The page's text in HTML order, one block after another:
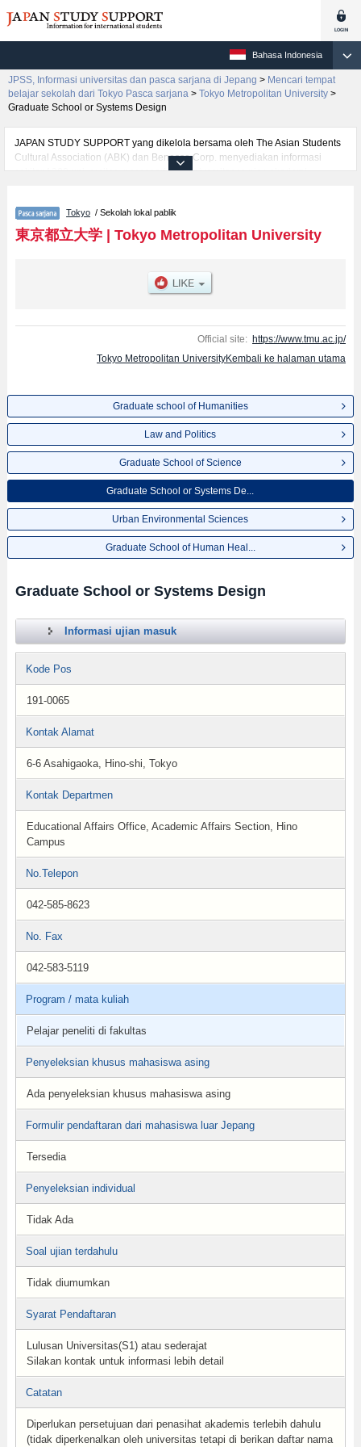
Bahasa Indonesia
JPSS, Informasi universitas dan pasca sarjana di Jepang > Mencari tempat
belajar sekolah dari Tokyo Pasca sarjana > Tokyo Metropolitan University >
Graduate School or Systems Design
JAPAN STUDY SUPPORT yang dikelola bersama oleh The Asian Students
Cultural Association (ABK) dan Benesse Corp. menyediakan informasi
sekitar 1300 universitas, pascasarjana, universitas yunior, akademi
informasi per jurusan riset seperti %% research %%, serta berbagai
informasi yang berguna bagi mahasiswa(i) mancanegara seperti kuota
untuk jumlah pendaftar dan jumlah kelulusan ujian masuk mahasiswa(i)
jalan, dan lainnya. Silakan memanfaatkannya.
Tokyo / Sekolah lokal pablik
東京都立大学| Tokyo Metropolitan University
Official site: https://www.tmu.ac.jp/
Tokyo Metropolitan UniversityKembali ke halaman utama
Graduate school of Humanities
Law and Politics
Graduate School of Science
Graduate School or Systems De...
Urban Environmental Sciences
Graduate School of Human Heal...
Graduate School or Systems Design
Informasi ujian masuk
Kode Pos
191-0065
Kontak Alamat
6-6 Asahigaoka, Hino-shi, Tokyo
Kontak Departmen
Educational Affairs Office, Academic Affairs Section, Hino
Campus
No.Telepon
042-585-8623
No. Fax
042-583-5119
Program / mata kuliah
Pelajar peneliti di fakultas
Penyeleksian khusus mahasiswa asing
Ada penyeleksian khusus mahasiswa asing
Formulir pendaftaran dari mahasiswa luar Jepang
Tersedia
Penyeleksian individual
Tidak Ada
Soal ujian terdahulu
Tidak diumumkan
Syarat Pendaftaran
Lulusan Universitas(S1) atau sederajat
Silakan kontak untuk informasi lebih detail
Catatan
Diperlukan persetujuan dari penasihat akademis terlebih dahulu
(tidak diperkenalkan oleh universitas tetapi di berikan daftar nama